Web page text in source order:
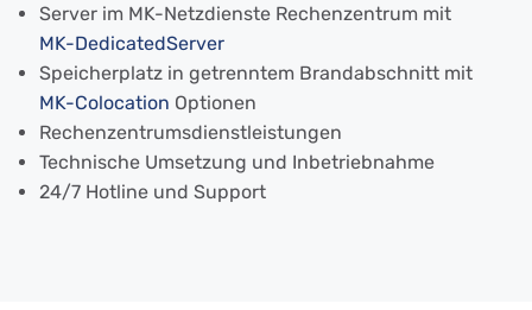
Server im MK-Netzdienste Rechenzentrum mit
MK-DedicatedServer
Speicherplatz in getrenntem Brandabschnitt mit
MK-Colocation Optionen
Rechenzentrumsdienstleistungen
Technische Umsetzung und Inbetriebnahme
24/7 Hotline und Support